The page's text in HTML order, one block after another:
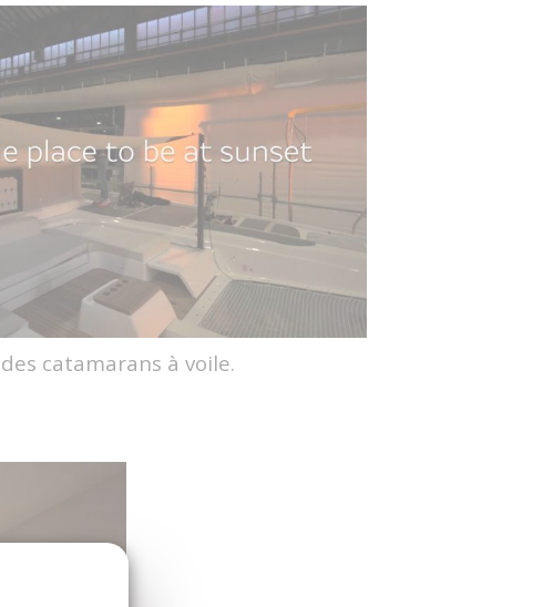
catamarans à voile.